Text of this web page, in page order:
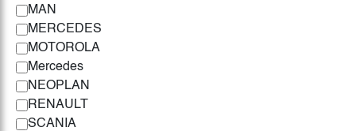
MAN
MERCEDES
MOTOROLA
Mercedes
NEOPLAN
RENAULT
SCANIA